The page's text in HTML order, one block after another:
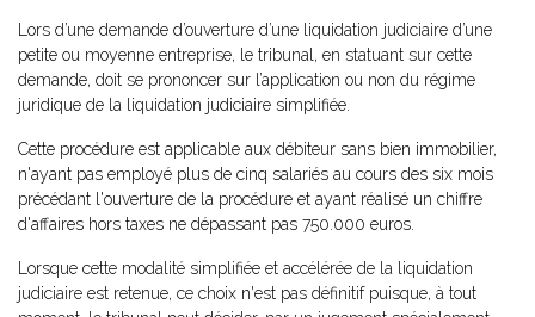
Lors d’une demande d’ouverture d’une liquidation judiciaire d’une
petite ou moyenne entreprise, le tribunal, en statuant sur cette
demande, doit se prononcer sur l’application ou non du régime
juridique de la liquidation judiciaire simplifiée.
Cette procédure est applicable aux débiteur sans bien immobilier,
n'ayant pas employé plus de cinq salariés au cours des six mois
précédant l'ouverture de la procédure et ayant réalisé un chiffre
d'affaires hors taxes ne dépassant pas 750.000 euros.
Lorsque cette modalité simplifiée et accélérée de la liquidation
judiciaire est retenue, ce choix n'est pas définitif puisque, à tout